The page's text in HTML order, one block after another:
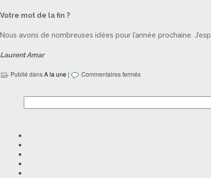
Votre mot de la fin ?
Nous avons de nombreuses idées pour l’année prochaine.
Laurent Amar
Publié dansA la une | Commentaires fermés